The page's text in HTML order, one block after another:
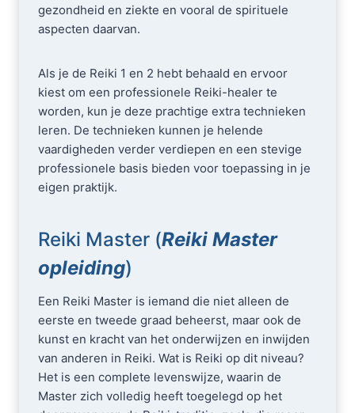
gezondheid en ziekte en vooral de spirituele
aspecten daarvan.
Als je de Reiki 1 en 2 hebt behaald en ervoor
kiest om een professionele Reiki-healer te
worden, kun je deze prachtige extra technieken
leren. De technieken kunnen je helende
vaardigheden verder verdiepen en een stevige
professionele basis bieden voor toepassing in je
eigen praktijk.
Reiki Master (Reiki Master
opleiding)
Een Reiki Master is iemand die niet alleen de
eerste en tweede graad beheerst, maar ook de
kunst en kracht van het onderwijzen en inwijden
van anderen in Reiki. Wat is Reiki op dit niveau?
Het is een complete levenswijze, waarin de
Master zich volledig heeft toegelegd op het